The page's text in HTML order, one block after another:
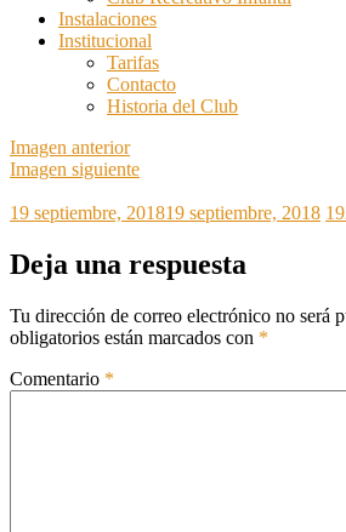
Instalaciones
Institucional
Tarifas
Contacto
Historia del Club
Imagen anterior
Imagen siguiente
Publicado
19 septiembre, 201819 septiembre, 2018
Deja una respuesta
Tu dirección de correo electrónico no será
obligatorios están marcados con *
Comentario *